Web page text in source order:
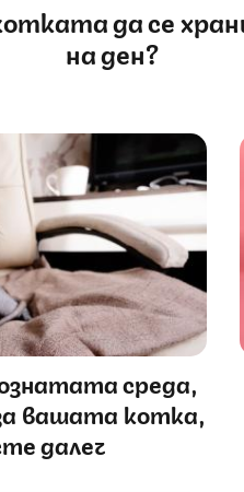
да се
на ден?
среда,
вашата котка,
далеч